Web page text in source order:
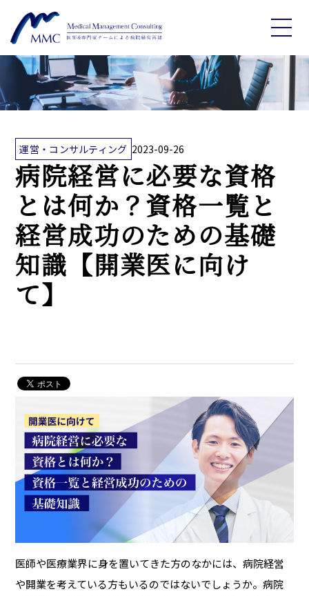
運営・コンサルティング 2023-09-26
病院経営に必要な資格
とは何か？資格一覧と
経営成功のための基礎
知識【開業医に向け
て】
医師や医療業界に身を置いてきた方のなかには、病院経営
や開業を考えている方もいるのではないでしょうか。病院